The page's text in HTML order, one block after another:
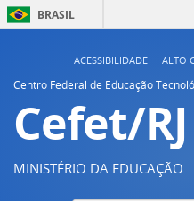
BRASIL
ACESSIBILIDADE ALTO
Centro Federal de Educação
Cefet/RJ
MINISTÉRIO DA EDUCAÇÃO